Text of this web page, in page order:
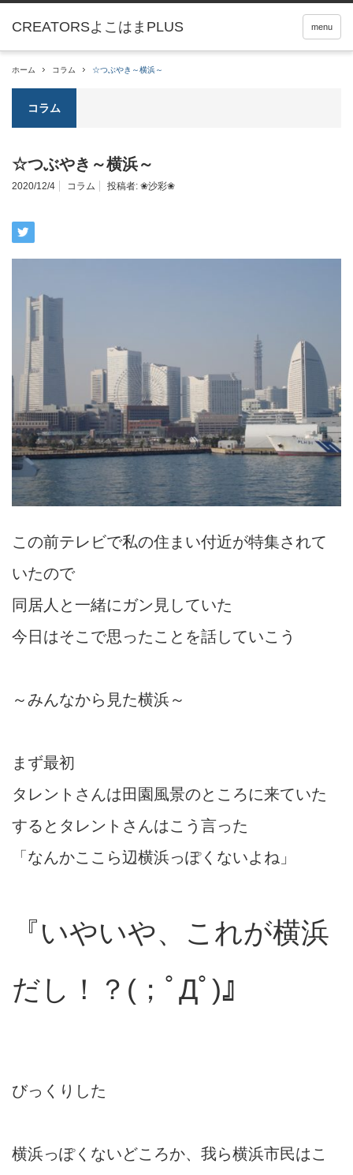
menu
ホーム コラム ☆つぶやき～横浜～
コラム
☆つぶやき～横浜～
2020/12/4 コラム 投稿者: ❀沙彩❀
この前テレビで私の住まい付近が特集されて
いたので
同居人と一緒にガン見していた
今日はそこで思ったことを話していこう
～みんなから見た横浜～
まず最初
タレントさんは田園風景のところに来ていた
するとタレントさんはこう言った
「なんかここら辺横浜っぽくないよね」
『いやいや、これが横浜
だし！？(；ﾟДﾟ)』
びっくりした
横浜っぽくないどころか、我ら横浜市民はこ